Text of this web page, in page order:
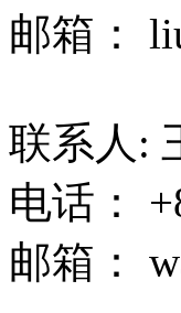
邮箱：
联系人:
电话：
邮箱：